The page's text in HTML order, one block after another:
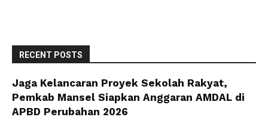
RECENT POSTS
Jaga Kelancaran Proyek Sekolah Rakyat,
Pemkab Mansel Siapkan Anggaran AMDAL di
APBD Perubahan 2026